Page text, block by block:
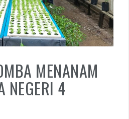
MENANAM
NEGERI 4